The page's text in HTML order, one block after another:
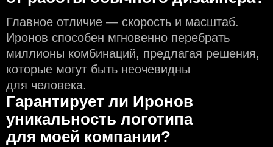
Главное отличие — скорость и масштаб.
Иронов способен мгновенно перебрать
миллионы комбинаций, предлагая решения,
которые могут быть неочевидны
для человека.
Гарантирует ли Иронов
уникальность логотипа
для моей компании?